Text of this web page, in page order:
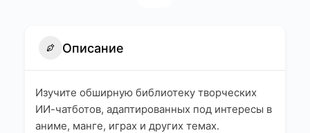
Описание
Изучите обширную библиотеку творческих
ИИ-чатботов, адаптированных под интересы в
аниме, манге, играх и других темах.